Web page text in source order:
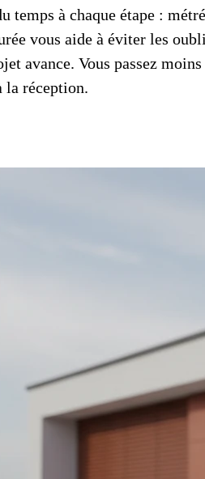
temps à chaque étape :
vous aide à éviter les
avance. Vous passez
la réception.